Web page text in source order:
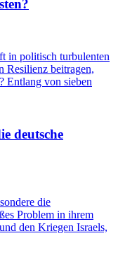
in politisch turbulenten
Resilienz beitragen,
Entlang von sieben
deutsche
die
Problem in ihrem
den Kriegen Israels,